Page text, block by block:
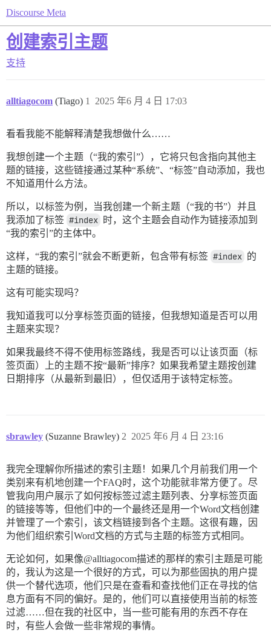
Discourse Meta
创建索引主题
支持
alltiagocom (Tiago) 2025 年6 月 4 日 17:03
1
看看我能不能解释清楚我想做什么……
我想创建一个主题（“我的索引”），它将只包含指向其他主
题的链接，这些链接通过某种“系统”、“标签”自动添加，我也
不知道用什么方法。
所以，以标签为例，当我创建一个新主题（“我的书”）并且
我添加了标签 #index 时，这个主题会自动作为链接添加到
“我的索引”的主体中。
这样，“我的索引”就会不断更新，包含带有标签 #index 的
主题的链接。
这有可能实现吗？
我知道我可以分享标签页面的链接，但我想知道是否可以用
主题来实现？
如果我最终不得不使用标签路线，我是否可以让该页面（标
签页面）上的主题不按“最新”排序？如果我希望主题按创建
日期排序（从最新到最旧），但仅适用于该特定标签。
sbrawley (Suzanne Brawley) 2025 年6 月 4 日 23:16
2
我完全理解你所描述的索引主题！如果几个月前我们用一个
类别来有机地创建一个FAQ时，这个功能就非常方便了。尽
管我向用户展示了如何按标签过滤主题列表、分享标签页面
的链接等等，但他们中的一个最终还是用一个Word文档创建
并管理了一个索引，该文档链接到各个主题。这很有趣，因
为他们组织索引Word文档的方式与主题的标签方式相同。
无论如何，如果像@alltiagocom描述的那样的索引主题是可能
的，我认为这是一个很好的方式，可以为那些固执的用户提
供一个替代选项，他们只是在查看和查找他们正在寻找的信
息方面有不同的偏好。是的，他们可以直接使用当前的标签
过滤……但在我的社区中，当一些可能有用的东西不存在
时，有些人会做一些非常规的事情。